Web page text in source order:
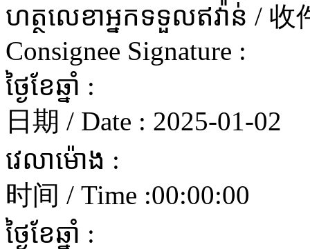
ហត្ថលេខាអ្នកទទួលឥវ៉ាន់ /
Consignee Signature :
ថ្ងៃខែឆ្នាំ :
日期 / Date : 2025-01-02
វេលាម៉ោង :
时间 / Time :00:00:00
ថ្ងៃខែឆ្នាំ :